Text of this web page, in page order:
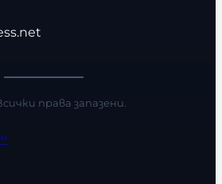
права запазени.